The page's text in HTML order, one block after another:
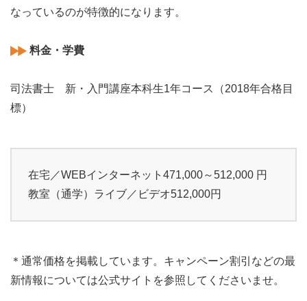
なっているのが特徴的になります。
料金・学費
司法書士 新・入門講座本科生1年コース（2018年合格目
標）
在宅／WEBインターネット471,000～512,000 円
教室（通学）ライブ／ビデオ512,000円
＊通常価格を掲載しています。キャンペーン割引などの最
新情報については公式サイトを参照してくださいませ。